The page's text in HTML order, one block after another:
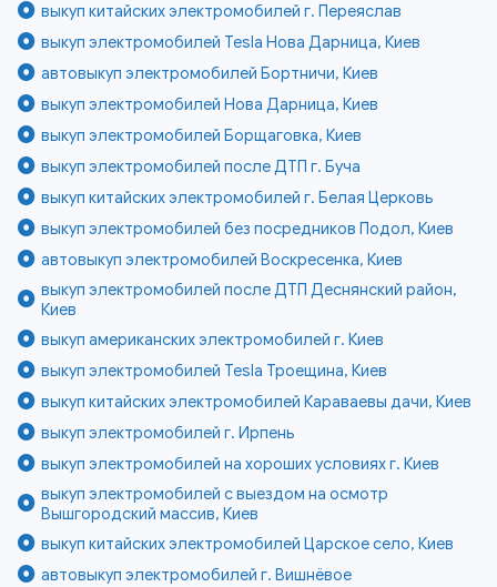
выкуп китайских электромобилей г. Переяслав
выкуп электромобилей Tesla Нова Дарница, Киев
автовыкуп электромобилей Бортничи, Киев
выкуп электромобилей Нова Дарница, Киев
выкуп электромобилей Борщаговка, Киев
выкуп электромобилей после ДТП г. Буча
выкуп китайских электромобилей г. Белая Церковь
выкуп электромобилей без посредников Подол, Киев
автовыкуп электромобилей Воскресенка, Киев
выкуп электромобилей после ДТП Деснянский район,
Киев
выкуп американских электромобилей г. Киев
выкуп электромобилей Tesla Троещина, Киев
выкуп китайских электромобилей Караваевы дачи, Киев
выкуп электромобилей г. Ирпень
выкуп электромобилей на хороших условиях г. Киев
выкуп электромобилей с выездом на осмотр
Вышгородский массив, Киев
выкуп китайских электромобилей Царское село, Киев
автовыкуп электромобилей г. Вишнёвое